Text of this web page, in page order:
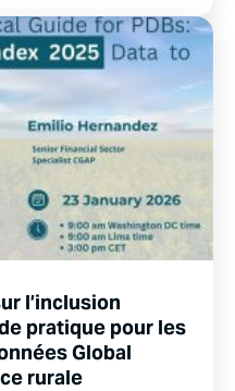
l’inclusion
pratique pour les
Global
rurale